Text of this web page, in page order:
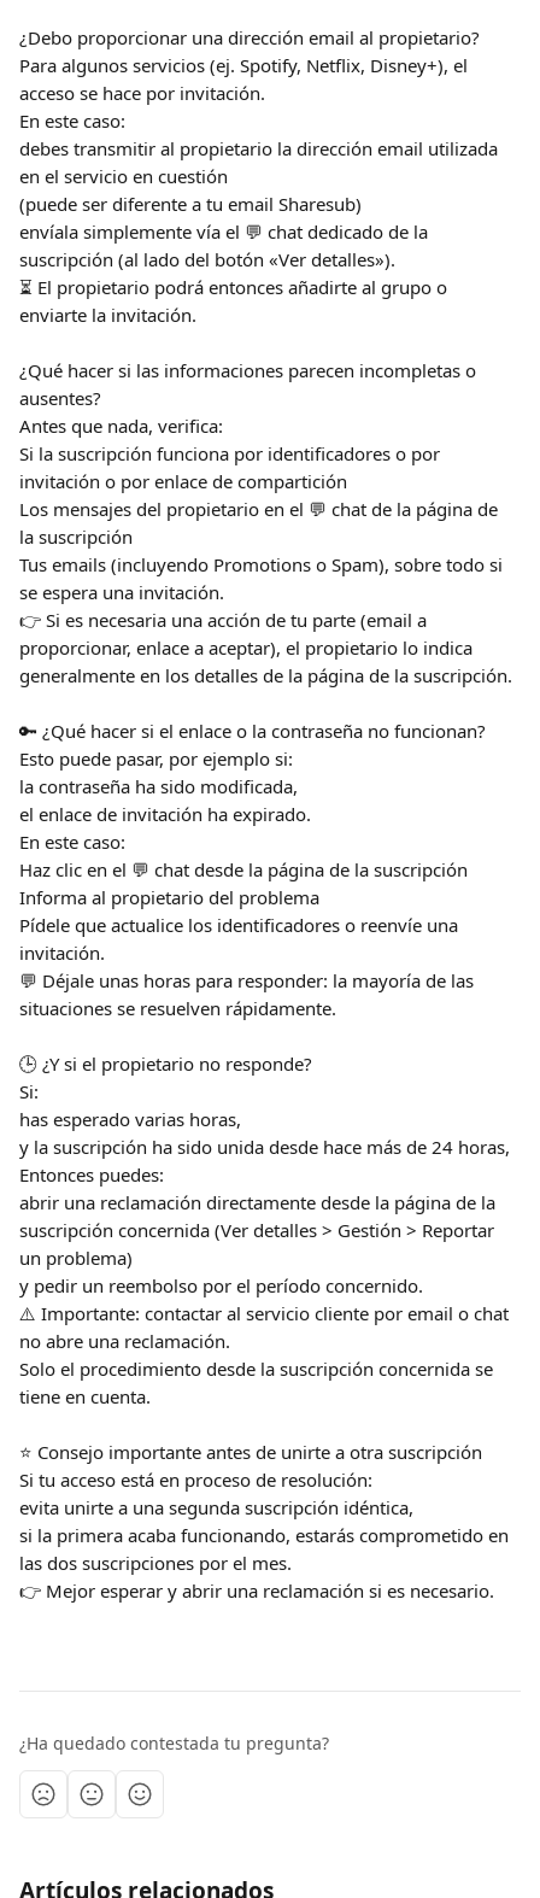
¿Debo proporcionar una dirección email al propietario?
Para algunos servicios (ej. Spotify, Netflix, Disney+), el
acceso se hace por invitación.
En este caso:
debes transmitir al propietario la dirección email utilizada
en el servicio en cuestión
(puede ser diferente a tu email Sharesub)
envíala simplemente vía el 💬 chat dedicado de la
suscripción (al lado del botón «Ver detalles»).
⏳ El propietario podrá entonces añadirte al grupo o
enviarte la invitación.
¿Qué hacer si las informaciones parecen incompletas o
ausentes?
Antes que nada, verifica:
Si la suscripción funciona por identificadores o por
invitación o por enlace de compartición
Los mensajes del propietario en el 💬 chat de la página de
la suscripción
Tus emails (incluyendo Promotions o Spam), sobre todo si
se espera una invitación.
👉 Si es necesaria una acción de tu parte (email a
proporcionar, enlace a aceptar), el propietario lo indica
generalmente en los detalles de la página de la suscripción.
🔑 ¿Qué hacer si el enlace o la contraseña no funcionan?
Esto puede pasar, por ejemplo si:
la contraseña ha sido modificada,
el enlace de invitación ha expirado.
En este caso:
Haz clic en el 💬 chat desde la página de la suscripción
Informa al propietario del problema
Pídele que actualice los identificadores o reenvíe una
invitación.
💬 Déjale unas horas para responder: la mayoría de las
situaciones se resuelven rápidamente.
🕒 ¿Y si el propietario no responde?
Si:
has esperado varias horas,
y la suscripción ha sido unida desde hace más de 24 horas,
Entonces puedes:
abrir una reclamación directamente desde la página de la
suscripción concernida (Ver detalles > Gestión > Reportar
un problema)
y pedir un reembolso por el período concernido.
⚠️ Importante: contactar al servicio cliente por email o chat
no abre una reclamación.
Solo el procedimiento desde la suscripción concernida se
tiene en cuenta.
⭐️ Consejo importante antes de unirte a otra suscripción
Si tu acceso está en proceso de resolución:
evita unirte a una segunda suscripción idéntica,
si la primera acaba funcionando, estarás comprometido en
las dos suscripciones por el mes.
👉 Mejor esperar y abrir una reclamación si es necesario.
¿Ha quedado contestada tu pregunta?
Artículos relacionados